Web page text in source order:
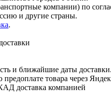
компании) по
и другие страны.
.
и ближайшие даты
товара через
доставка компанией